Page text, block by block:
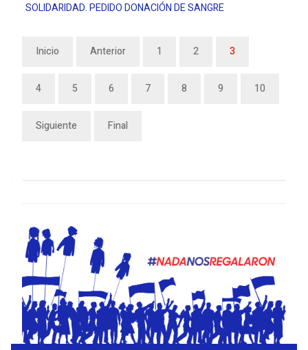
SOLIDARIDAD. PEDIDO DONACIÓN DE SANGRE
Inicio Anterior 1 2 3
4 5 6 7 8 9 10
Siguiente Final